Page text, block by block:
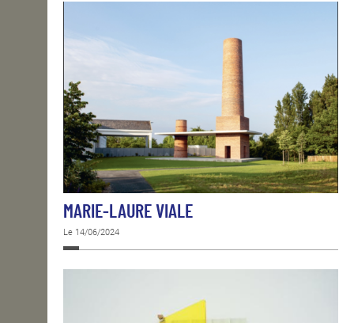
MARIE-LAURE VIALE
Le 14/06/2024